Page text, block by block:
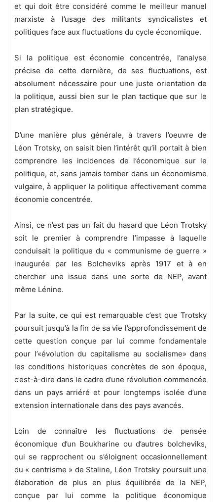
et qui doit être considéré comme le meilleur manuel
marxiste à l’usage des militants syndicalistes et
politiques face aux fluctuations du cycle économique.
Si la politique est économie concentrée, l’analyse
précise de cette dernière, de ses fluctuations, est
absolument nécessaire pour une juste orientation de
la politique, aussi bien sur le plan tactique que sur le
plan stratégique.
D’une manière plus générale, à travers l’oeuvre de
Léon Trotsky, on saisit bien l’intérêt qu’il portait à bien
comprendre les incidences de l’économique sur le
politique, et, sans jamais tomber dans un économisme
vulgaire, à appliquer la politique effectivement comme
économie concentrée.
Ainsi, ce n’est pas un fait du hasard que Léon Trotsky
soit le premier à comprendre l’impasse à laquelle
conduisait la politique du « communisme de guerre »
inaugurée par les Bolcheviks après 1917 et à en
chercher une issue dans une sorte de NEP, avant
même Lénine.
Par la suite, ce qui est remarquable c’est que Trotsky
poursuit jusqu’à la fin de sa vie l’approfondissement de
cette question conçue par lui comme fondamentale
pour l’«évolution du capitalisme au socialisme» dans
les conditions historiques concrètes de son époque,
c’est-à-dire dans le cadre d’une révolution commencée
dans un pays arriéré et pour longtemps isolée d’une
extension internationale dans des pays avancés.
Loin de connaître les fluctuations de pensée
économique d’un Boukharine ou d’autres bolcheviks,
qui se rapprochent ou s’éloignent occasionnellement
du « centrisme » de Staline, Léon Trotsky poursuit une
élaboration de plus en plus équilibrée de la NEP,
conçue par lui comme la politique économique